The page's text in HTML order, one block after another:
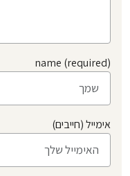
name (required)
אימייל (חייבים)